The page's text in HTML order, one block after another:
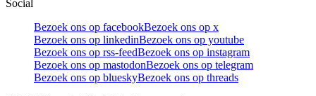
Social
Bezoek ons op facebookBezoek ons op x
Bezoek ons op linkedinBezoek ons op youtube
Bezoek ons op rss-feedBezoek ons op instagram
Bezoek ons op mastodonBezoek ons op telegram
Bezoek ons op blueskyBezoek ons op threads